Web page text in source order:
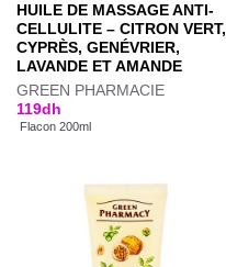
HUILE DE MASSAGE ANTI-
CELLULITE – CITRON VERT,
CYPRÈS, GENÉVRIER,
LAVANDE ET AMANDE
GREEN PHARMACIE
119dh
Flacon 200ml